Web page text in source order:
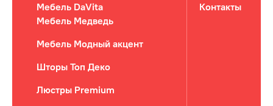
Мебель DaVita
Мебель Медведь
Мебель Модный акцент
Шторы Топ Деко
Люстры Premium
Контакты